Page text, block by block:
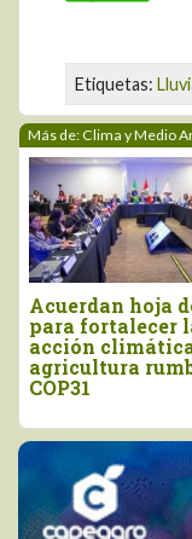
Etiquetas:
Más de: Clima y Medio
Acuerdan hoja
para fortalecer
acción
agricultura
COP31